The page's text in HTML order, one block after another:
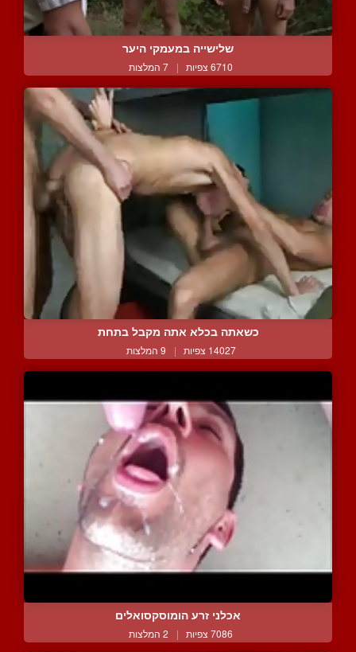
שלישייה במעמקי היער
6710 צפיות | 7 המלצות
כשאתה בכלא אתה מקבל בתחת
14027 צפיות | 9 המלצות
אכלני זרע הומוסקסואלים
7086 צפיות | 2 המלצות